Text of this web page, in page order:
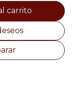
carrito